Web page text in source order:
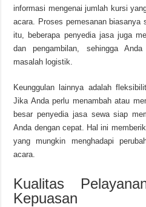
informasi mengenai jumlah kursi
acara. Proses pemesanan biasanya
itu, beberapa penyedia jasa juga
dan pengambilan, sehingga
masalah logistik.
Keunggulan lainnya adalah
Jika Anda perlu menambah atau
besar penyedia jasa sewa siap
Anda dengan cepat. Hal ini
yang mungkin menghadapi
acara.
Kualitas
Kepuasan